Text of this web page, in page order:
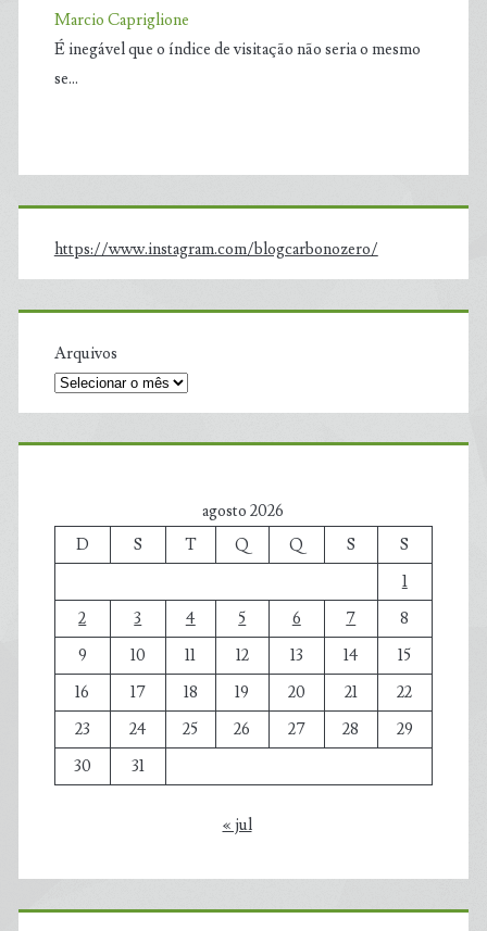
Marcio Capriglione
É inegável que o índice de visitação não seria o mesmo
se…
https://www.instagram.com/blogcarbonozero/
Arquivos
agosto 2026
D
S T Q Q S
S
1
2
3 4 5 6 7
8
9
10 11 12 13 14
15
16
17 18 19 20 21
22
23
24 25 26 27 28
29
30
31
« jul